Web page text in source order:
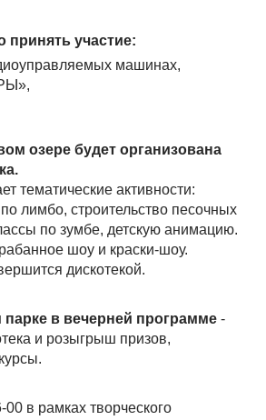
принять участие:
машинах,
озере будет организована
тематические активности:
лимбо, строительство песочных
по зумбе, детскую анимацию.
шоу и краски-шоу.
дискотекой.
в вечерней программе -
и розыгрыш призов,
в рамках творческого